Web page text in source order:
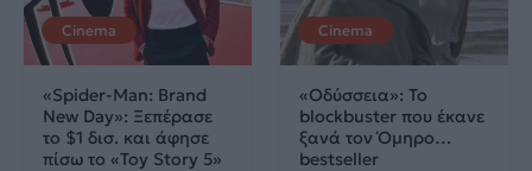
Cinema
«Spider-Man: Brand
New Day»: Ξεπέρασε
το $1 δισ. και άφησε
πίσω το «Toy Story 5»
Cinema
«Οδύσσεια»: Το
blockbuster που έκανε
ξανά τον Όμηρο…
bestseller